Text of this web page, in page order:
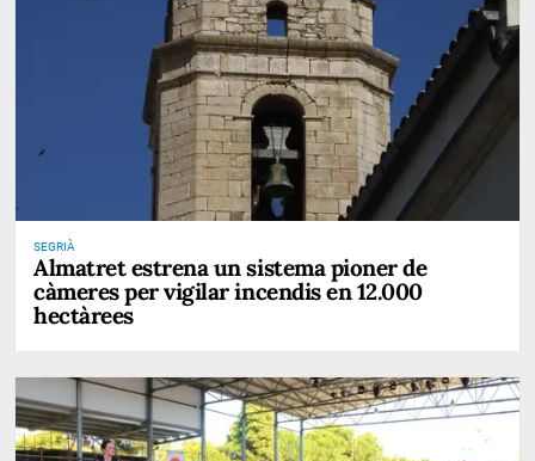
SEGRIÀ
Almatret estrena un sistema pioner de
càmeres per vigilar incendis en 12.000
hectàrees